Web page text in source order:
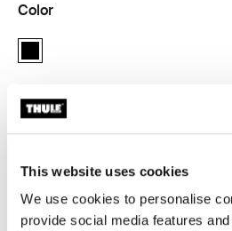
This website uses cookies
We use cookies to personalise
provide social media features
Color
Thule Tour Rack fender Negro
Garantía Thule
Encontrar en tienda